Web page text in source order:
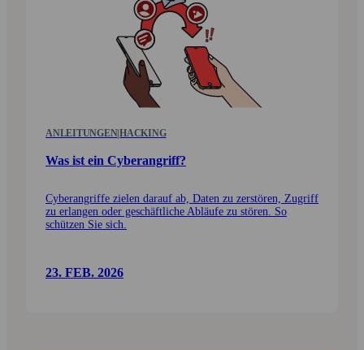
ANLEITUNGEN|HACKING
Was ist ein Cyberangriff?
Cyberangriffe zielen darauf ab, Daten zu zerstören, Zugriff
zu erlangen oder geschäftliche Abläufe zu stören. So
schützen Sie sich.
23. FEB. 2026